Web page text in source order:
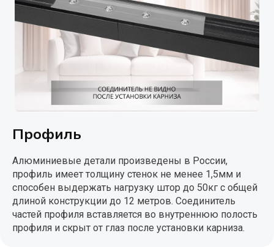
Профиль
Алюминиевые детали произведены в России,
профиль имеет толщину стенок не менее 1,5мм и
способен выдержать нагрузку штор до 50кг с общей
длиной конструкции до 12 метров. Соединитель
частей профиля вставляется во внутреннюю полость
профиля и скрыт от глаз после установки карниза.